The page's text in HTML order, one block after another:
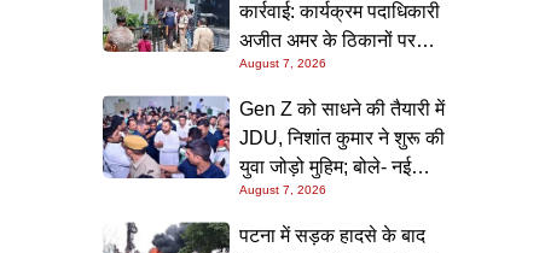
कार्रवाई: कार्यक्रम पदाधिकारी
अजीत अमर के ठिकानों पर
छापा, 40 लाख के आभूषण
समेत करोड़ों की संपत्ति की
जांच शुरू
August 7, 2026
Gen Z को साधने की तैयारी में
JDU, निशांत कुमार ने शुरू की
युवा जोड़ो मुहिम; बोले- नई
पीढ़ी तक पहुंचाएं नीतीश
सरकार के 20 सालों के काम
August 7, 2026
पटना में सड़क हादसे के बाद